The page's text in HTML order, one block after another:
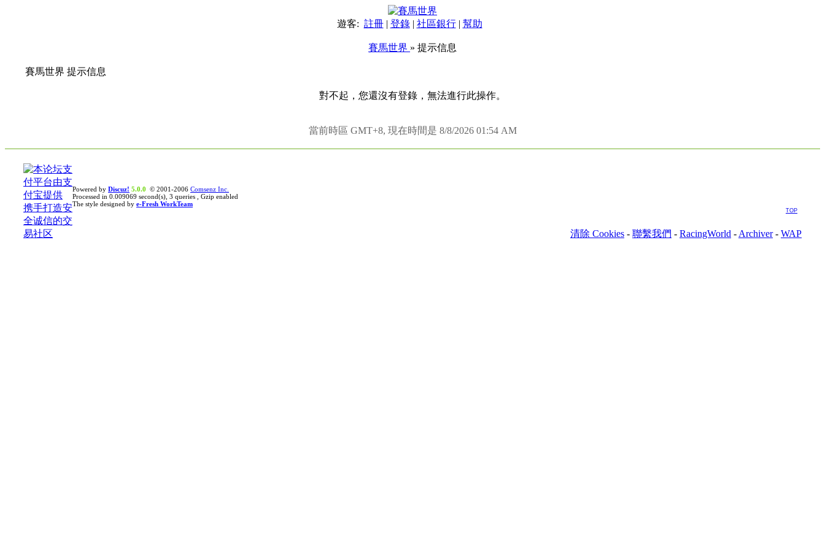
遊客: 註冊| 登錄| 社區銀行| 幫助
賽馬世界 » 提示信息
賽馬世界 提示信息
對不起，您還沒有登錄，無法進行此操作。
當前時區 GMT+8, 現在時間是 8/8/2026 01:54 AM
Powered by Discuz! 5.0.0 © 2001-2006 Comsenz Inc.
Processed in 0.009069 second(s), 3 queries , Gzip enabled
The style designed by e-Fresh WorkTeam
TOP
清除 Cookies - 聯繫我們 - RacingWorld - Archiver- WAP